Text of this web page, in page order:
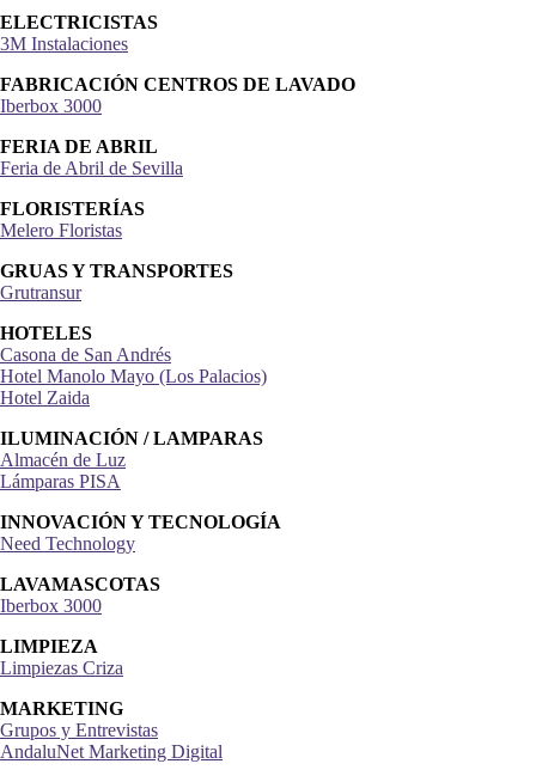
ELECTRICISTAS
3M Instalaciones
FABRICACIÓN CENTROS DE LAVADO
Iberbox 3000
FERIA DE ABRIL
Feria de Abril de Sevilla
FLORISTERÍAS
Melero Floristas
GRUAS Y TRANSPORTES
Grutransur
HOTELES
Casona de San Andrés
Hotel Manolo Mayo (Los Palacios)
Hotel Zaida
ILUMINACIÓN / LAMPARAS
Almacén de Luz
Lámparas PISA
INNOVACIÓN Y TECNOLOGÍA
Need Technology
LAVAMASCOTAS
Iberbox 3000
LIMPIEZA
Limpiezas Criza
MARKETING
Grupos y Entrevistas
AndaluNet Marketing Digital